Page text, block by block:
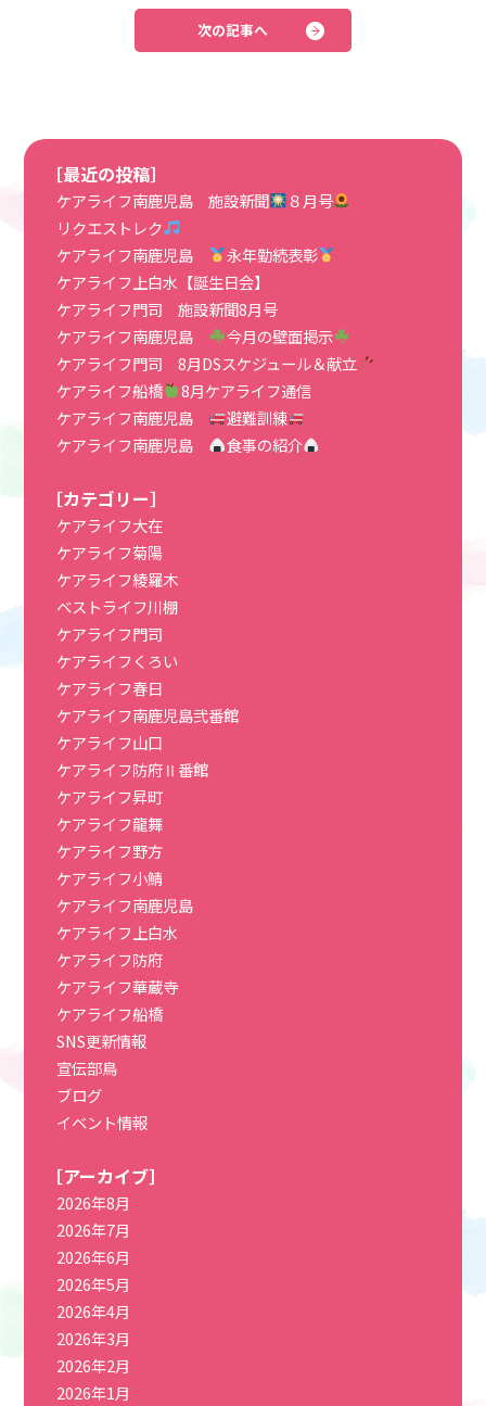
次の記事へ
［最近の投稿］
ケアライフ南鹿児島 施設新聞
８月号
リクエストレク
ケアライフ南鹿児島
永年勤続表彰
ケアライフ上白水【誕生日会】
ケアライフ門司 施設新聞8月号
ケアライフ南鹿児島
今月の壁面掲示
ケアライフ門司 8月DSスケジュール＆献立
ケアライフ船橋
8月ケアライフ通信
ケアライフ南鹿児島
避難訓練
ケアライフ南鹿児島
食事の紹介
［カテゴリー］
ケアライフ大在
ケアライフ菊陽
ケアライフ綾羅木
ベストライフ川棚
ケアライフ門司
ケアライフくろい
ケアライフ春日
ケアライフ南鹿児島弐番館
ケアライフ山口
ケアライフ防府Ⅱ番館
ケアライフ昇町
ケアライフ龍舞
ケアライフ野方
ケアライフ小鯖
ケアライフ南鹿児島
ケアライフ上白水
ケアライフ防府
ケアライフ華蔵寺
ケアライフ船橋
SNS更新情報
宣伝部鳥
ブログ
イベント情報
［アーカイブ］
2026年8月
2026年7月
2026年6月
2026年5月
2026年4月
2026年3月
2026年2月
2026年1月